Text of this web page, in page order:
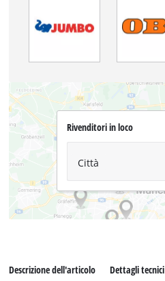
Rivenditori in loco
Città
Descrizione dell'articolo Dettagli tecnici